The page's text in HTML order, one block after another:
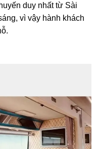
duy nhất từ Sài
vì vậy hành khách